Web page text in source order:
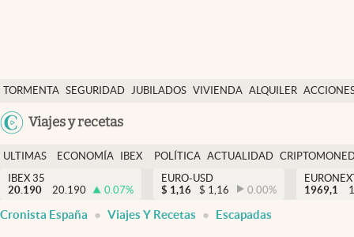
TORMENTA SEGURIDAD JUBILADOS VIVIENDA ALQUILER
USA
Viajes y recetas
Economía y finanzas
Política
Actualidad
Criptomonedas
España
ULTIMAS
NOTICIAS
ECONOMÍA
FINANZAS
IBEX
EURO
POLÍTICA ACTUALIDAD
IBEX 35
20.190
20.190 0.07%
EURO-USD
$ 1,16 $ 1,16 0.00%
1969,1
Cronista España Viajes Y Recetas Escapadas